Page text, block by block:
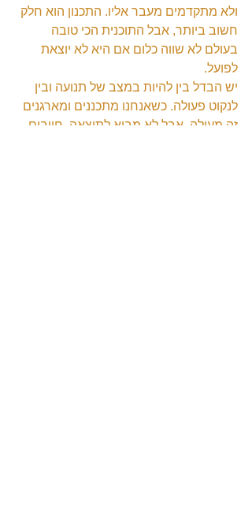
ולא מתקדמים מעבר אליו. התכנון הוא חלק
חשוב ביותר, אבל התוכנית הכי טובה
בעולם לא שווה כלום אם היא לא יוצאת
לפועל.
יש הבדל בין להיות במצב של תנועה ובין
לנקוט פעולה. כשאנחנו מתכננים ומארגנים
זה מעולה, אבל לא מביא לתוצאה, חייבים